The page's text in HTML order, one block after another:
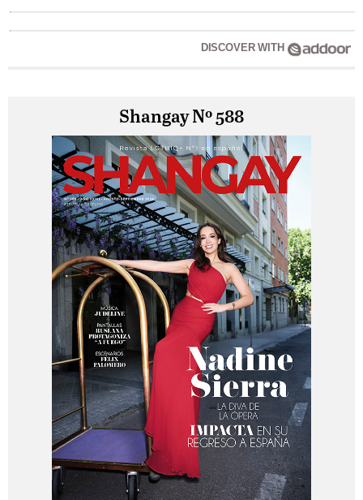
DISCOVER WITH
Shangay Nº 588